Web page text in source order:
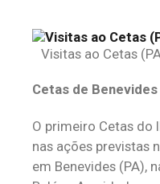
Visitas ao Cetas
Cetas de Benevides
O primeiro Cetas do
nas ações previstas
em Benevides (PA),